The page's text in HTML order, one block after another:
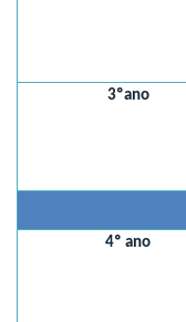
3ºano
4º ano